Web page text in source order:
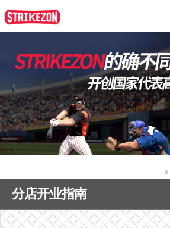
分店开业指南